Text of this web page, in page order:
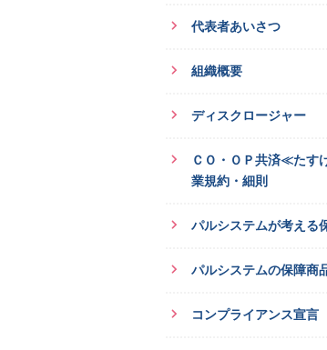
代表者あいさつ
組織概要
ディスクロージャー
ＣＯ・ＯＰ共済≪たす
業規約・細則
パルシステムが考える
パルシステムの保障商
コンプライアンス宣言